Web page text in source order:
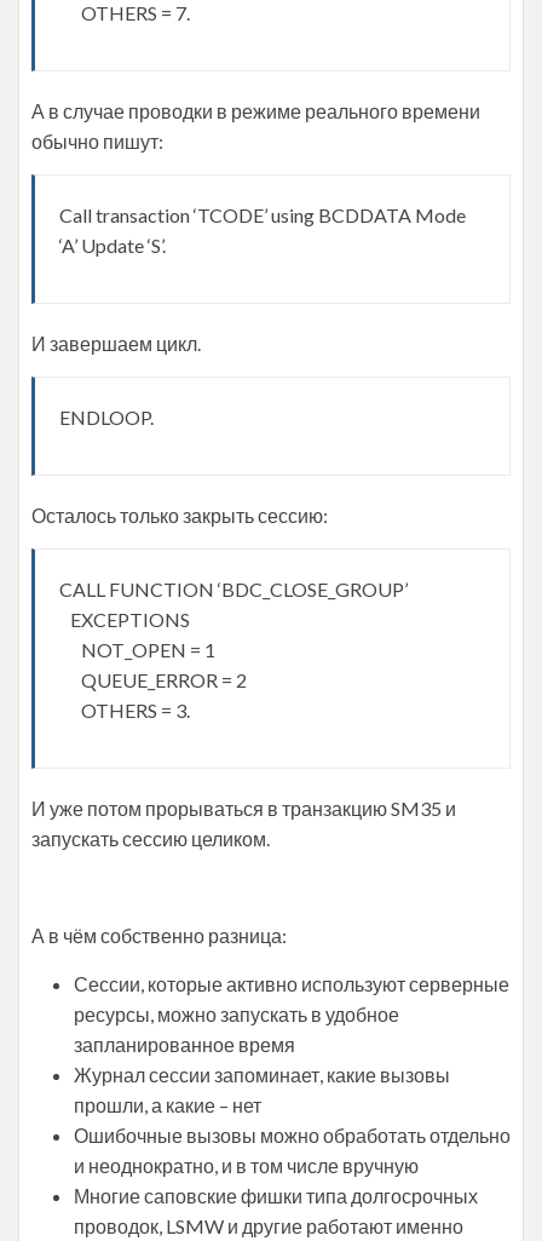
OTHERS = 7.
А в случае проводки в режиме реального времени
обычно пишут:
Call transaction ‘TCODE’ using BCDDATA Mode
‘A’ Update ‘S’.
И завершаем цикл.
ENDLOOP.
Осталось только закрыть сессию:
CALL FUNCTION ‘BDC_CLOSE_GROUP’
EXCEPTIONS
NOT_OPEN = 1
QUEUE_ERROR = 2
OTHERS = 3.
И уже потом прорываться в транзакцию SM35 и
запускать сессию целиком.
А в чём собственно разница:
Сессии, которые активно используют серверные
ресурсы, можно запускать в удобное
запланированное время
Журнал сессии запоминает, какие вызовы
прошли, а какие – нет
Ошибочные вызовы можно обработать отдельно
и неоднократно, и в том числе вручную
Многие саповские фишки типа долгосрочных
проводок, LSMW и другие работают именно